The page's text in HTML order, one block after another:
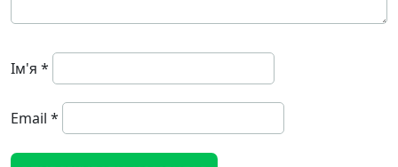
Ім'я *
Email *